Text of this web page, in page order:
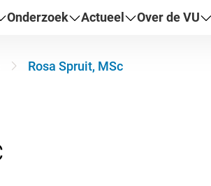
Onderzoek Actueel Over de VU
Rosa Spruit, MSc